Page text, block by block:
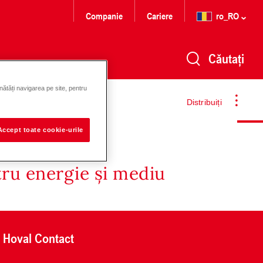
Companie Cariere ro_RO
Căutați
Distribuiți
energie și mediu
Hoval Contact
navigarea pe site, pentru
toate cookie-urile